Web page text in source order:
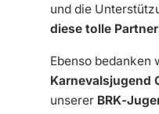
und die
diese tolle
Ebenso bedanken
Karnevalsjugend
unserer BRK-